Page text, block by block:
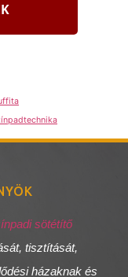
sötétítő
tisztítását,
házaknak és